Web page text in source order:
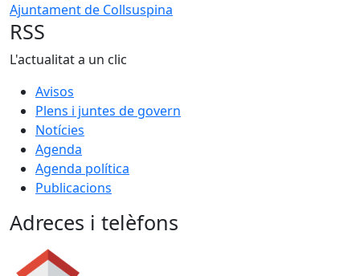
Ajuntament de Collsuspina
RSS
L'actualitat a un clic
Avisos
Plens i juntes de govern
Notícies
Agenda
Agenda política
Publicacions
Adreces i telèfons